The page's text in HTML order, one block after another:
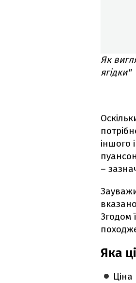
Як
ягідки"
іншого
–
Згодом
Яка
Ціна